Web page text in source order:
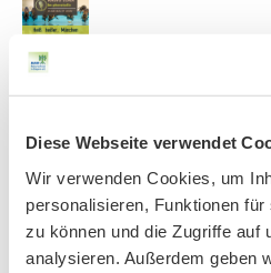
Diese Webseite verwendet
Wir verwenden Cookies, um
personalisieren, Funktionen
zu können und die Zugriffe auf
analysieren. Außerdem geben
Ankündigung Jahres-
2026